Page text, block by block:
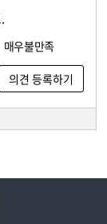
매우불만족